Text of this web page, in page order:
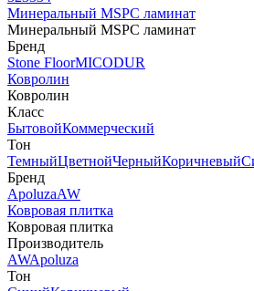
Минеральный MSPC ламинат
Минеральный MSPC ламинат
Бренд
Stone FloorMICODUR
Ковролин
Ковролин
Класс
БытовойКоммерческий
Тон
ТемныйЦветнойЧерныйКоричневый
Бренд
ApoluzaAW
Ковровая плитка
Ковровая плитка
Производитель
AWApoluza
Тон